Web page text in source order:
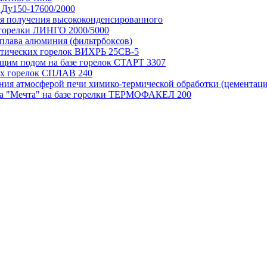
17600/2000
получения высококонденсированного
ЛИНГО 2000/5000
алюминия (фильтрбоксов)
горелок ВИХРЬ 25СВ-5
подом на базе горелок СТАРТ 3307
горелок СПЛАВ 240
атмосферой печи химико-термической обработки
"Мечта" на базе горелки ТЕРМОФАКЕЛ 200